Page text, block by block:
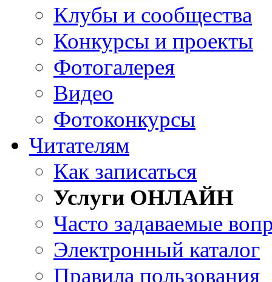
Клубы и сообщества
Конкурсы и проекты
Фотогалерея
Видео
Фотоконкурсы
Читателям
Как записаться
Услуги ОНЛАЙН
Часто задаваемые
Электронный каталог
Правила пользования